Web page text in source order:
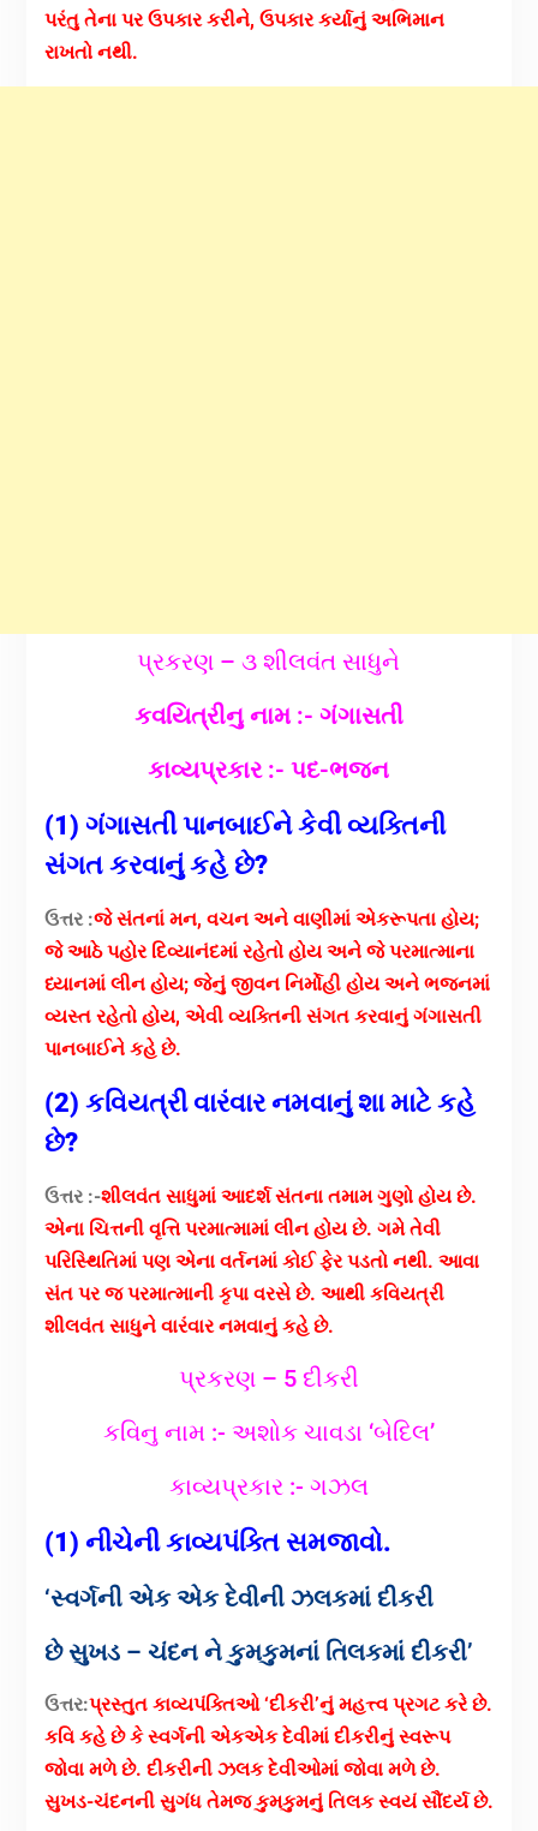
પરંતુ તેના પર ઉપકાર કરીને, ઉપકાર કર્યાનું અભિમાન
રાખતો નથી.
પ્રકરણ – ૩ શીલવંત સાધુને
કવયિત્રીનુ નામ :- ગંગાસતી
કાવ્યપ્રકાર :- પદ-ભજન
(1) ગંગાસતી પાનબાઈને કેવી વ્યક્તિની
સંગત કરવાનું કહે છે?
ઉત્તર :જે સંતનાં મન, વચન અને વાણીમાં એકરૂપતા હોય;
જે આઠે પહોર દિવ્યાનંદમાં રહેતો હોય અને જે પરમાત્માના
ધ્યાનમાં લીન હોય; જેનું જીવન નિર્મોહી હોય અને ભજનમાં
વ્યસ્ત રહેતો હોય, એવી વ્યક્તિની સંગત કરવાનું ગંગાસતી
પાનબાઈને કહે છે.
(2) કવિયત્રી વારંવાર નમવાનું શા માટે કહે
છે?
ઉત્તર :-શીલવંત સાધુમાં આદર્શ સંતના તમામ ગુણો હોય છે.
એના ચિત્તની વૃત્તિ પરમાત્મામાં લીન હોય છે. ગમે તેવી
પરિસ્થિતિમાં પણ એના વર્તનમાં કોઈ ફેર પડતો નથી. આવા
સંત પર જ પરમાત્માની કૃપા વરસે છે. આથી કવિયત્રી
શીલવંત સાધુને વારંવાર નમવાનું કહે છે.
પ્રકરણ – 5 દીકરી
કવિનુ નામ :- અશોક ચાવડા ‘બેદિલ’
કાવ્યપ્રકાર :- ગઝલ
(1) નીચેની કાવ્યપંક્તિ સમજાવો.
‘સ્વર્ગની એક એક દેવીની ઝલકમાં દીકરી
છે સુખડ – ચંદન ને કુમકુમનાં તિલકમાં દીકરી’
ઉત્તર:પ્રસ્તુત કાવ્યપંક્તિઓ ‘દીકરી’નું મહત્ત્વ પ્રગટ કરે છે.
કવિ કહે છે કે સ્વર્ગની એકએક દેવીમાં દીકરીનું સ્વરૂપ
જોવા મળે છે. દીકરીની ઝલક દેવીઓમાં જોવા મળે છે.
સુખડ-ચંદનની સુગંધ તેમજ કુમકુમનું તિલક સ્વયં સૌંદર્ય છે.